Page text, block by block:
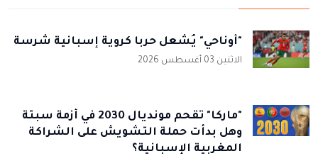
"أوناحي" يُشعل حربا كروية إسبانية شرسة
الاثنين 03 أغسطس 2026
"ماركا" تُقحم مونديال 2030 في أزمة سبتة
وهل بدأت حملة التشويش على الشراكة
المغربية الإسبانية؟